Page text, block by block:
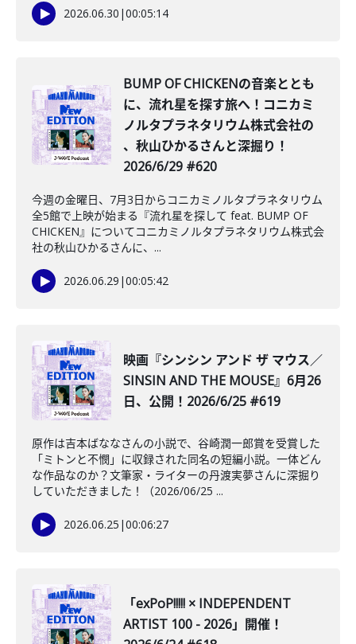
2026.06.30 |00:05:14
BUMP OF CHICKENの音楽ととも
に、流れ星を探す旅へ！コニカミ
ノルタプラネタリウム株式会社の
、秋山ひかるさんと深掘り！
2026/6/29 #620
今週の金曜日、7月3日からコニカミノルタプラネタリウム
全5館で上映が始まる『流れ星を探して feat. BUMP OF
CHICKEN』についてコニカミノルタプラネタリウム株式会
社の秋山ひかるさんに、...
2026.06.29 |00:05:42
映画『シンシン アンド ザ マウス／
SINSIN AND THE MOUSE』6月26
日、公開！2026/6/25 #619
原作は吉本ばななさんの小説で、谷崎潤一郎賞を受賞した
「ミトンと不憫」に収録された同名の短編小説。一体どん
な作品なのか？文筆家・ライターの丹渡実夢さんに深掘り
していただきました！（2026/06/25 ...
2026.06.25 |00:06:27
「exPoP!!!!! × INDEPENDENT
ARTIST 100 - 2026」開催！